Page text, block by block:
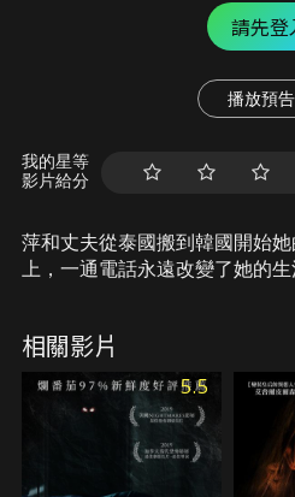
請先登
播放預
我的星等
影片給分
萍和丈夫從泰國搬到韓國開始
上，一通電話永遠改變了她的
小時候在老家的回憶，但慢慢地
她，而有某個人一直在那裡…。
相關影片
5.5